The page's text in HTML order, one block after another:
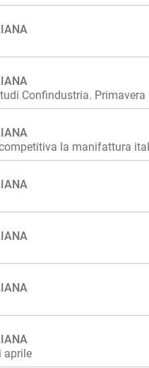
Confindustria. Primavera
la manifattura
aprile